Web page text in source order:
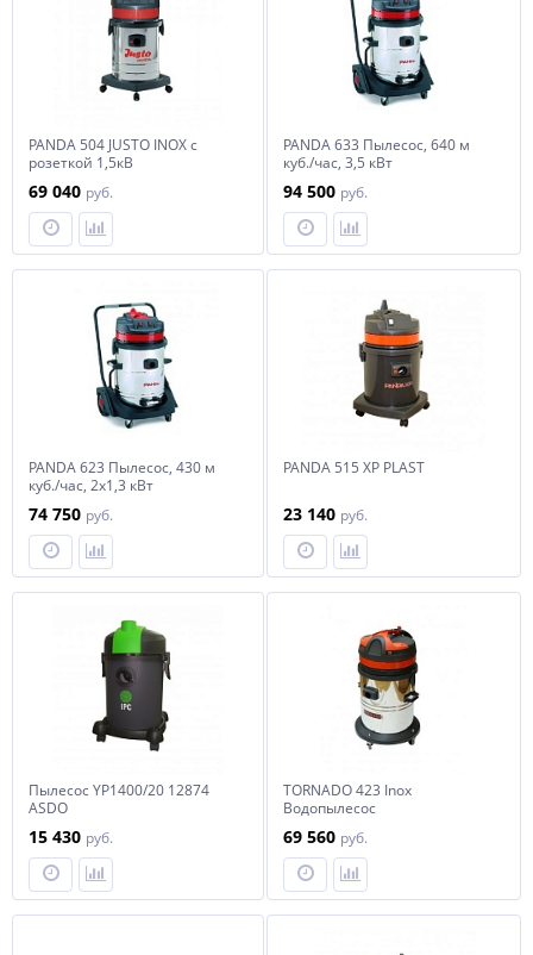
PANDA 504 JUSTO INOX с
розеткой 1,5кВ
69 040 руб.
PANDA 633 Пылесос, 640 м
куб./час, 3,5 кВт
94 500 руб.
PANDA 623 Пылесос, 430 м
куб./час, 2х1,3 кВт
74 750 руб.
PANDA 515 XP PLAST
23 140 руб.
Пылесос YP1400/20 12874
ASDO
15 430 руб.
TORNADO 423 Inox
Водопылесос
69 560 руб.